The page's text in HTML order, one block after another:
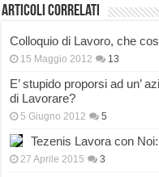
Articoli correlati
Colloquio di Lavoro, che
15 Maggio 2012 13
E’ stupido proporsi ad un’
di Lavorare?
5 Giugno 2012 5
Tezenis Lavora con
27 Aprile 2015 3